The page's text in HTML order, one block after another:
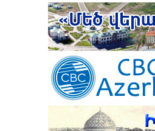
ԻԼՀԱՄ ԱԼԻԵՎ.
ՀԵՏ
ԱՐՏԱՔԻՆ
ԹՈՒՐՔԻԱՅԻ ՀԵՏ ՀԱՏՈՒԿ
ԿԱՊՎԱԾ ՈՐՈՇՈՒՄ ԴԵՌ
ՆԱԽԱԳԱՀ ԻԼՀԱՄ